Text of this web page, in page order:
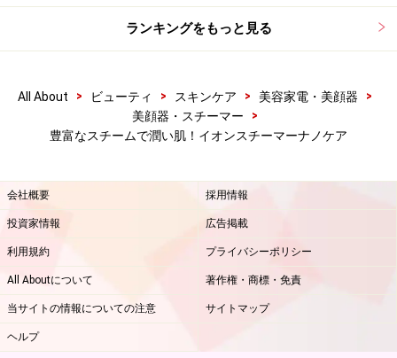
ランキングをもっと見る
All About > ビューティ > スキンケア > 美容家電・美顔器
>
美顔器・スチーマー
>
豊富なスチームで潤い肌！イオンスチーマーナノケア
会社概要 採用情報
投資家情報 広告掲載
利用規約 プライバシーポリシー
All Aboutについて 著作権・商標・免責
当サイトの情報についての注意 サイトマップ
ヘルプ